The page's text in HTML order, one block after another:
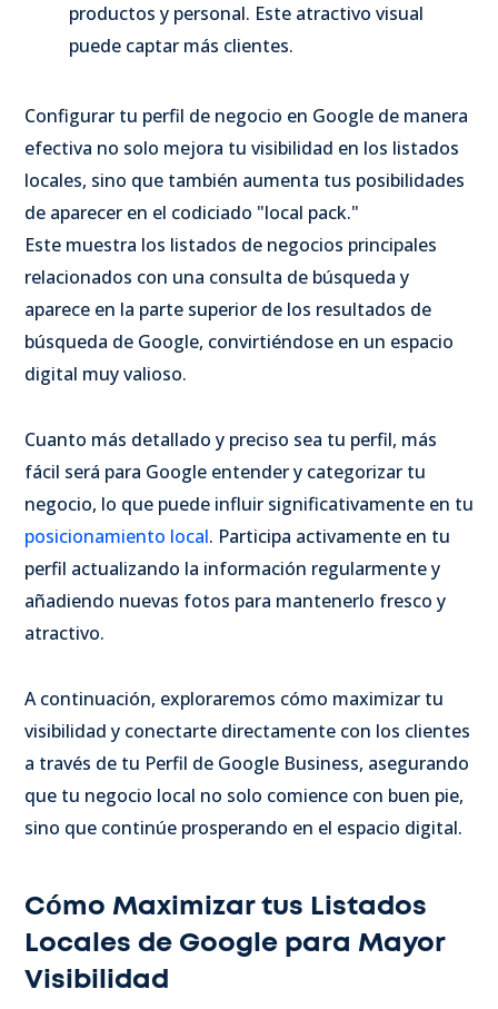
productos y personal. Este atractivo visual
puede captar más clientes.
Configurar tu perfil de negocio en Google de manera
efectiva no solo mejora tu visibilidad en los listados
locales, sino que también aumenta tus posibilidades
de aparecer en el codiciado "local pack."
Este muestra los listados de negocios principales
relacionados con una consulta de búsqueda y
aparece en la parte superior de los resultados de
búsqueda de Google, convirtiéndose en un espacio
digital muy valioso.
Cuanto más detallado y preciso sea tu perfil, más
fácil será para Google entender y categorizar tu
negocio, lo que puede influir significativamente en tu
posicionamiento local. Participa activamente en tu
perfil actualizando la información regularmente y
añadiendo nuevas fotos para mantenerlo fresco y
atractivo.
A continuación, exploraremos cómo maximizar tu
visibilidad y conectarte directamente con los clientes
a través de tu Perfil de Google Business, asegurando
que tu negocio local no solo comience con buen pie,
sino que continúe prosperando en el espacio digital.
Cómo Maximizar tus Listados
Locales de Google para Mayor
Visibilidad